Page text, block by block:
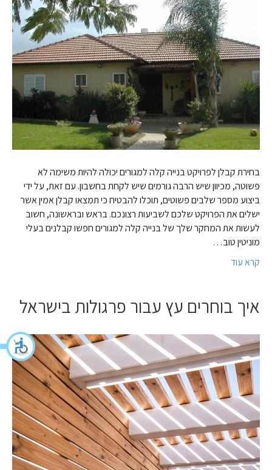
בחירת קבלן לפרויקט בנייה קלה למגורים יכולה להיות משימה לא
פשוטה, מכיוון שיש הרבה גורמים שיש לקחת בחשבון. עם זאת, על ידי
ביצוע מספר שלבים פשוטים, תוכלו להבטיח כי תמצאו קבלן אמין אשר
ישלים את הפרויקט שלכם לשביעות רצונכם. בראש ובראשונה, חשוב
לעשות את המחקר שלך של בנייה קלה למגורים חפשו קבלנים בעלי
מוניטין טוב…
קרא עוד
איך בוחרים עץ עבור פרגולות בישראל